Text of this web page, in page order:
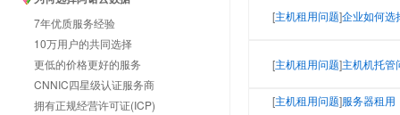
7年优质服务经验
10万用户的共同选择
更低的价格更好的服务
CNNIC四星级认证服务商
拥有正规经营许可证(ICP)
[主机租用问题]企业如何选
[主机租用问题]主机机托管
[主机租用问题]服务器租用